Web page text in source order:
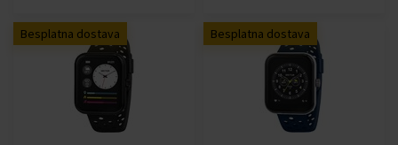
Besplatna dostava Besplatna dostava